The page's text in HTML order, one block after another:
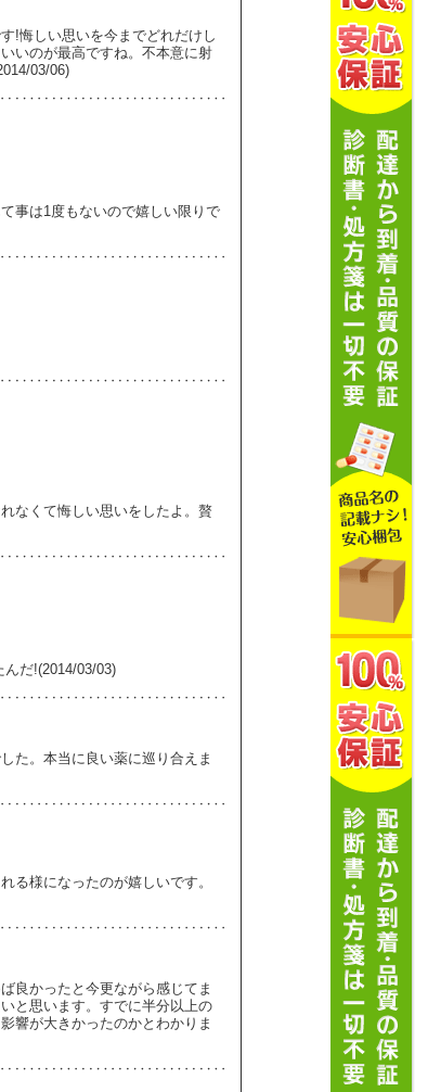
!悔しい思いを今までどれだけし
いのが最高ですね。不本意に射
03/06)
事は1度もないので嬉しい限りで
なくて悔しい思いをしたよ。贅
だ!(2014/03/03)
た。本当に良い薬に巡り合えま
る様になったのが嬉しいです。
良かったと今更ながら感じてま
と思います。すでに半分以上の
響が大きかったのかとわかりま